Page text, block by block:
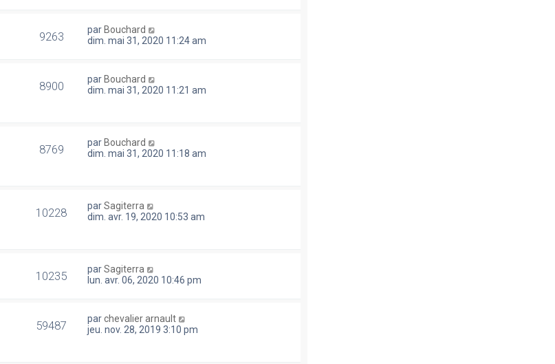
9263 par Bouchard
dim. mai 31, 2020 11:24 am
8900 par Bouchard
dim. mai 31, 2020 11:21 am
8769 par Bouchard
dim. mai 31, 2020 11:18 am
10228 parSagiterra
dim. avr. 19, 2020 10:53 am
10235 parSagiterra
lun. avr. 06, 2020 10:46 pm
59487 parchevalier arnault
jeu. nov. 28, 2019 3:10 pm